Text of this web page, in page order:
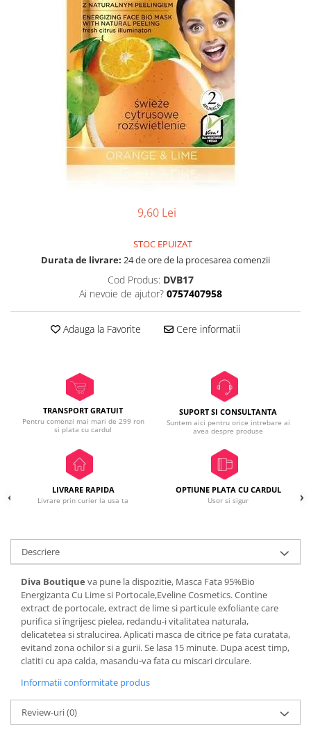
9,60 Lei
STOC EPUIZAT
Durata de livrare: 24 de ore de la procesarea comenzii
Cod Produs: DVB17
Ai nevoie de ajutor? 0757407958
Adauga la Favorite Cere informatii
TRANSPORT GRATUIT
Pentru comenzi mai mari de 299 ron
si plata cu cardul
SUPORT SI CONSULTANTA
Suntem aici pentru orice intrebare ai
avea despre produse
LIVRARE RAPIDA
Livrare prin curier la usa ta
OPTIUNE PLATA CU CARDUL
Usor si sigur
Descriere
Diva Boutique va pune la dispozitie, Masca Fata 95%Bio
Energizanta Cu Lime si Portocale,Eveline Cosmetics. Contine
extract de portocale, extract de lime si particule exfoliante care
purifica si îngrijesc pielea, redandu-i vitalitatea naturala,
delicatetea si stralucirea. Aplicati masca de citrice pe fata curatata,
evitand zona ochilor si a gurii. Se lasa 15 minute. Dupa acest timp,
clatiti cu apa calda, masandu-va fata cu miscari circulare.
Informatii conformitate produs
Review-uri(0)